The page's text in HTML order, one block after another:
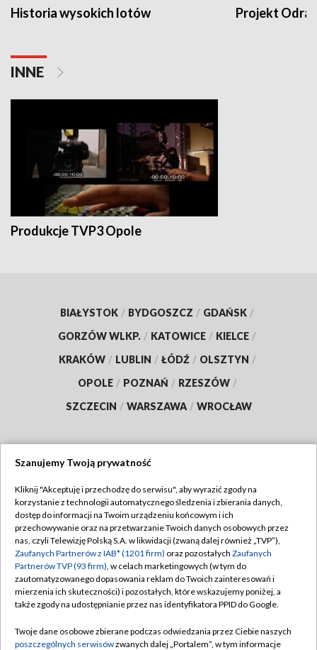
Historia wysokich lotów Projekt Odra
INNE
Produkcje TVP3 Opole
BIAŁYSTOK / BYDGOSZCZ / GDAŃSK /
GORZÓW WLKP. / KATOWICE / KIELCE /
KRAKÓW / LUBLIN / ŁÓDŹ / OLSZTYN /
OPOLE / POZNAŃ / RZESZÓW /
SZCZECIN / WARSZAWA / WROCŁAW
TVP
Abonament TVP
Emisja w TVP
Centrum informacji TVP
Naziemna Telewizja Cyfrowa
Rada Programowa
Regulamin TVP
Polityka prywatności
Moje zgody
Pomoc
Kontakt
Szanujemy Twoją prywatność
Kliknij "Akceptuję i przechodzę do serwisu", aby wyrazić zgody na
korzystanie z technologii automatycznego śledzenia i zbierania danych,
dostęp do informacji na Twoim urządzeniu końcowym i ich
przechowywanie oraz na przetwarzanie Twoich danych osobowych przez
nas, czyli Telewizję Polską S.A. w likwidacji (zwaną dalej również „TVP”),
Zaufanych Partnerów z IAB* (1201 firm) oraz pozostałych Zaufanych
Partnerów TVP (93 firm), w celach marketingowych (w tym do
zautomatyzowanego dopasowania reklam do Twoich zainteresowań i
mierzenia ich skuteczności) i pozostałych, które wskazujemy poniżej, a
także zgody na udostępnianie przez nas identyfikatora PPID do Google.
Twoje dane osobowe zbierane podczas odwiedzania przez Ciebie naszych
poszczególnych serwisówzwanych dalej „Portalem”, w tym informacje